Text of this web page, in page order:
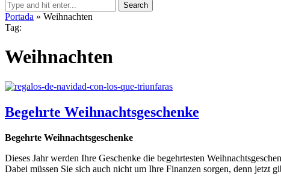
Search
Portada » Weihnachten
Tag:
Weihnachten
Begehrte Weihnachtsgeschenke
Begehrte Weihnachtsgeschenke
Dieses Jahr werden Ihre Geschenke die begehrtesten
Dabei müssen Sie sich auch nicht um Ihre Finanzen sorgen, denn jetzt